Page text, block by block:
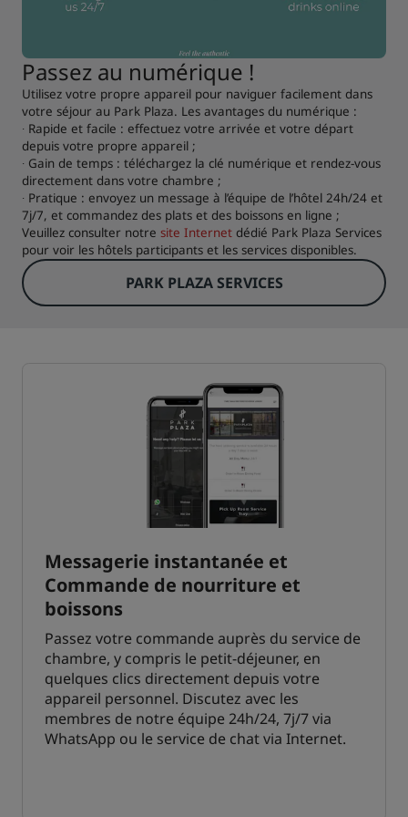
Passez au numérique !
Utilisez votre propre appareil pour naviguer facilement dans
votre séjour au Park Plaza. Les avantages du numérique :
∙ Rapide et facile : effectuez votre arrivée et votre départ
depuis votre propre appareil ;
∙ Gain de temps : téléchargez la clé numérique et rendez-vous
directement dans votre chambre ;
∙ Pratique : envoyez un message à l’équipe de l’hôtel 24h/24 et
7j/7, et commandez des plats et des boissons en ligne ;
Veuillez consulter notre site Internet dédié Park Plaza Services
pour voir les hôtels participants et les services disponibles.
PARK PLAZA SERVICES
Messagerie instantanée et
Commande de nourriture et
boissons
Passez votre commande auprès du service de
chambre, y compris le petit-déjeuner, en
quelques clics directement depuis votre
appareil personnel. Discutez avec les
membres de notre équipe 24h/24, 7j/7 via
WhatsApp ou le service de chat via Internet.